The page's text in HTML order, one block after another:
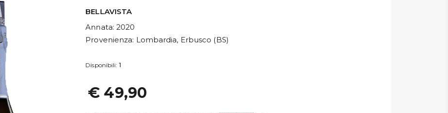
BELLAVISTA
Annata: 2020
Provenienza: Lombardia, Erbusco (BS)
Disponibili: 1
€ 49,90